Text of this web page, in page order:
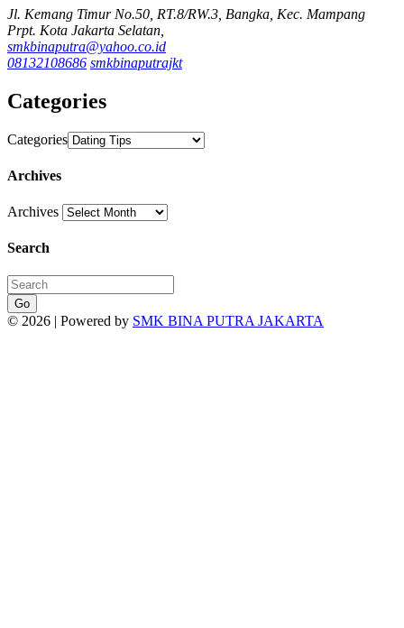
Jl. Kemang Timur No.50, RT.8/RW.3, Bangka, Kec. Mampang
Prpt. Kota Jakarta Selatan,
smkbinaputra@yahoo.co.id
08132108686 smkbinaputrajkt
Categories
Categories
Archives
Archives
Search
Go
© 2026 | Powered by SMK BINA PUTRA JAKARTA